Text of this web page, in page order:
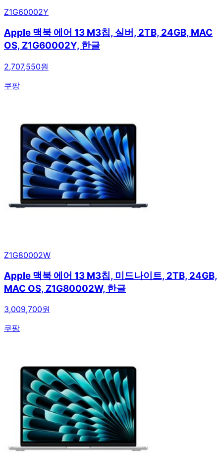
Z1G60002Y
Apple 맥북 에어 13 M3칩, 실버, 2TB, 24GB, MAC
OS, Z1G60002Y, 한글
2,707,550원
쿠팡
Z1G80002W
Apple 맥북 에어 13 M3칩, 미드나이트, 2TB, 24GB,
MAC OS, Z1G80002W, 한글
3,009,700원
쿠팡